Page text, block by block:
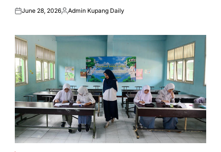
Posted
June 28, 2026Posted
Admin Kupang Daily